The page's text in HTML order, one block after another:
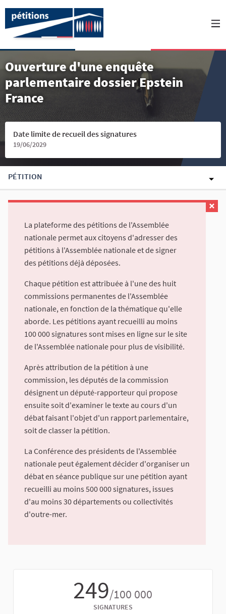
Ouverture d'une enquête
parlementaire dossier Epstein
France
Date limite de recueil des signatures
19/06/2029
PÉTITION
La plateforme des pétitions de l'Assemblée
nationale permet aux citoyens d'adresser des
pétitions à l'Assemblée nationale et de signer
des pétitions déjà déposées.
Chaque pétition est attribuée à l'une des huit
commissions permanentes de l'Assemblée
nationale, en fonction de la thématique qu'elle
aborde. Les pétitions ayant recueilli au moins
100 000 signatures sont mises en ligne sur le site
de l'Assemblée nationale pour plus de visibilité.
Après attribution de la pétition à une
commission, les députés de la commission
désignent un député-rapporteur qui propose
ensuite soit d'examiner le texte au cours d'un
débat faisant l'objet d'un rapport parlementaire,
soit de classer la pétition.
La Conférence des présidents de l'Assemblée
nationale peut également décider d'organiser un
débat en séance publique sur une pétition ayant
recueilli au moins 500 000 signatures, issues
d'au moins 30 départements ou collectivités
d'outre-mer.
249/100 000
SIGNATURES